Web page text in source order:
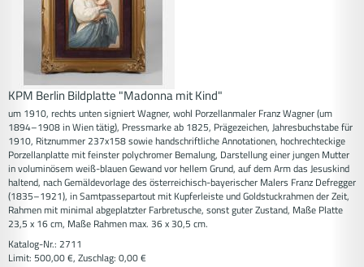
KPM Berlin Bildplatte "Madonna mit Kind"
um 1910, rechts unten signiert Wagner, wohl Porzellanmaler Franz Wagner (um
1894–1908 in Wien tätig), Pressmarke ab 1825, Prägezeichen, Jahresbuchstabe für
1910, Ritznummer 237x158 sowie handschriftliche Annotationen, hochrechteckige
Porzellanplatte mit feinster polychromer Bemalung, Darstellung einer jungen Mutter
in voluminösem weiß-blauen Gewand vor hellem Grund, auf dem Arm das Jesuskind
haltend, nach Gemäldevorlage des österreichisch-bayerischer Malers Franz Defregger
(1835–1921), in Samtpassepartout mit Kupferleiste und Goldstuckrahmen der Zeit,
Rahmen mit minimal abgeplatzter Farbretusche, sonst guter Zustand, Maße Platte
23,5 x 16 cm, Maße Rahmen max. 36 x 30,5 cm.
Katalog-Nr.: 2711
Limit: 500,00 €, Zuschlag: 0,00 €